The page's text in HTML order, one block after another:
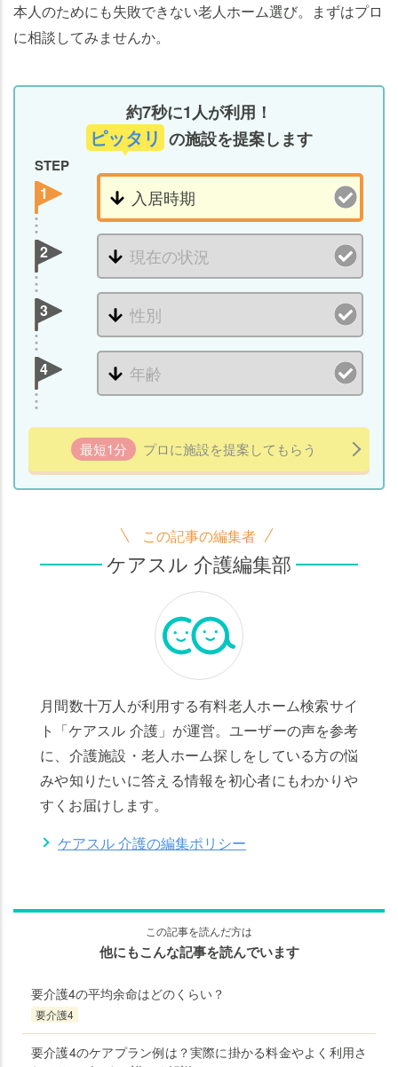
本人のためにも失敗できない老人ホーム選び。まずはプロ
に相談してみませんか。
約7秒に1人が利用！
ピッタリ の施設を提案します
STEP
1
2
3
4
最短1分 プロに施設を提案してもらう
この記事の編集者
ケアスル 介護編集部
月間数十万人が利用する有料老人ホーム検索サイ
ト「ケアスル 介護」が運営。ユーザーの声を参考
に、介護施設・老人ホーム探しをしている方の悩
みや知りたいに答える情報を初心者にもわかりや
すくお届けします。
ケアスル 介護の編集ポリシー
この記事を読んだ方は
他にもこんな記事を読んでいます
要介護4の平均余命はどのくらい？
要介護4
要介護4のケアプラン例は？実際に掛かる料金やよく利用さ